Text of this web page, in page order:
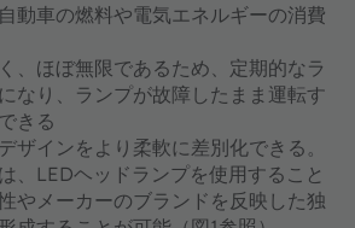
動車の燃料や電気エネルギーの消費
、ほぼ無限であるため、定期的なラ
なり、ランプが故障したまま運転す
きる
ザインをより柔軟に差別化できる。
、LEDヘッドランプを使用すること
やメーカーのブランドを反映した独